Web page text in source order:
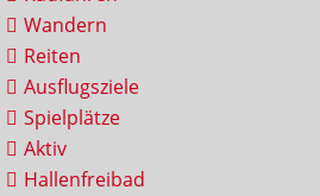
Wandern
Reiten
Ausflugsziele
Spielplätze
Aktiv
Hallenfreibad